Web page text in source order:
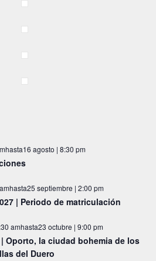
hasta16 agosto | 8:30 pm
hasta25 septiembre | 2:00 pm
| Periodo de matriculación
amhasta23 octubre | 9:00 pm
Oporto, la ciudad bohemia de los
del Duero